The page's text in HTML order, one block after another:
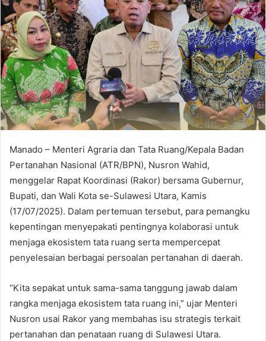
Manado – Menteri Agraria dan Tata Ruang/Kepala Badan
Pertanahan Nasional (ATR/BPN), Nusron Wahid,
menggelar Rapat Koordinasi (Rakor) bersama Gubernur,
Bupati, dan Wali Kota se-Sulawesi Utara, Kamis
(17/07/2025). Dalam pertemuan tersebut, para pemangku
kepentingan menyepakati pentingnya kolaborasi untuk
menjaga ekosistem tata ruang serta mempercepat
penyelesaian berbagai persoalan pertanahan di daerah.
“Kita sepakat untuk sama-sama tanggung jawab dalam
rangka menjaga ekosistem tata ruang ini,” ujar Menteri
Nusron usai Rakor yang membahas isu strategis terkait
pertanahan dan penataan ruang di Sulawesi Utara.